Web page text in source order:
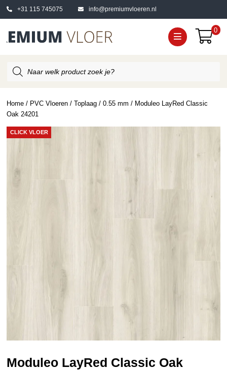
+31 115 745075 info@premiumvloeren.nl
0
zoeken
Home / PVC Vloeren /Toplaag /0.55 mm / Moduleo LayRed Classic
Oak 24201
CLICK VLOER
Moduleo LayRed Classic Oak